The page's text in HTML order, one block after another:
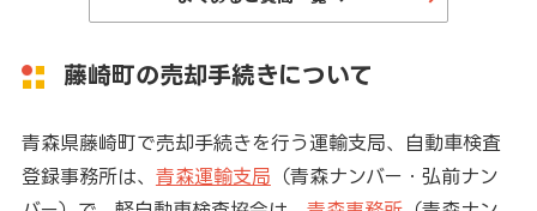
藤崎町の売却手続きについて
青森県藤崎町で売却手続きを行う運輸支局、自動車検査
登録事務所は、 青森運輸支局 （青森ナンバー・弘前ナン